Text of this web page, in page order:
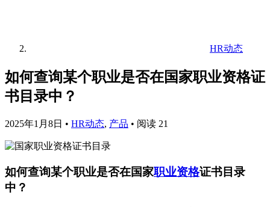
HR动态
如何查询某个职业是否在国家职业资格证
书目录中？
2025年1月8日 • HR动态, 产品 • 阅读 21
如何查询某个职业是否在国家职业资格证书目录
中？